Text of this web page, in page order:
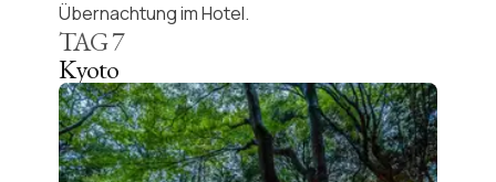
Übernachtung im Hotel.
TAG7
Kyoto